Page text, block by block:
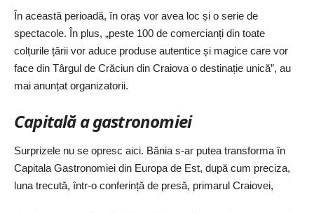
În această perioadă, în oraș vor avea loc și o serie de
spectacole. În plus, „peste 100 de comercianți din toate
colțurile țării vor aduce produse autentice și magice care vor
face din Târgul de Crăciun din Craiova o destinație unică”, au
mai anunțat organizatorii.
Capitală a gastronomiei
Surprizele nu se opresc aici. Bănia s-ar putea transforma în
Capitala Gastronomiei din Europa de Est, după cum preciza,
luna trecută, într-o conferință de presă, primarul Craiovei,